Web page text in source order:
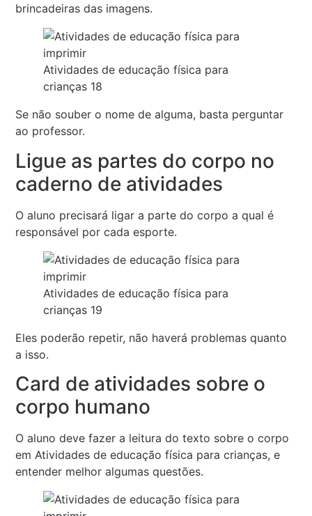
brincadeiras das imagens.
Atividades de educação física para
crianças 18
Se não souber o nome de alguma, basta perguntar
ao professor.
Ligue as partes do corpo no
caderno de atividades
O aluno precisará ligar a parte do corpo a qual é
responsável por cada esporte.
Atividades de educação física para
crianças 19
Eles poderão repetir, não haverá problemas quanto
a isso.
Card de atividades sobre o
corpo humano
O aluno deve fazer a leitura do texto sobre o corpo
em Atividades de educação física para crianças, e
entender melhor algumas questões.